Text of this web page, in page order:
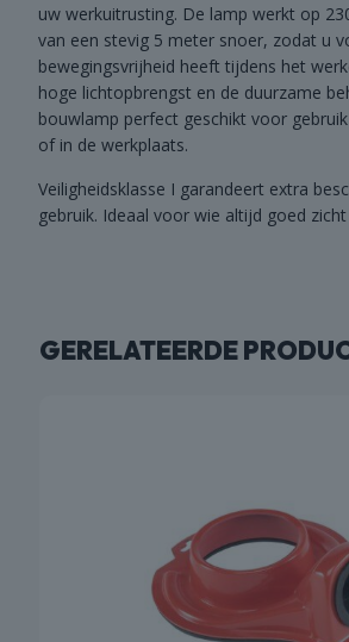
uw werkuitrusting. De lamp werkt op
van een stevig 5 meter snoer, zodat u
bewegingsvrijheid heeft tijdens het
hoge lichtopbrengst en de duurzame
bouwlamp perfect geschikt voor
of in de werkplaats.
Veiligheidsklasse I garandeert extra
gebruik. Ideaal voor wie altijd goed
GERELATEERDE